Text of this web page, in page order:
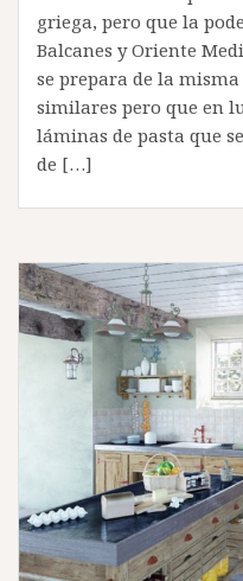
griega, pero que la
Balcanes y Oriente
se prepara de la
similares pero que en
láminas de pasta que
de […]